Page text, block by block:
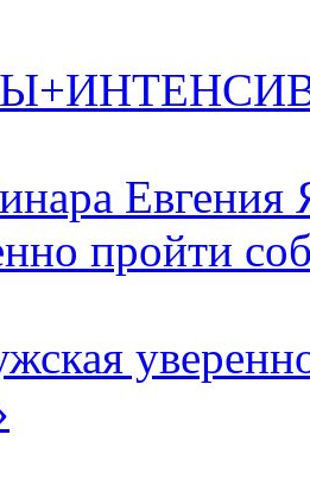
Евгения
пройти